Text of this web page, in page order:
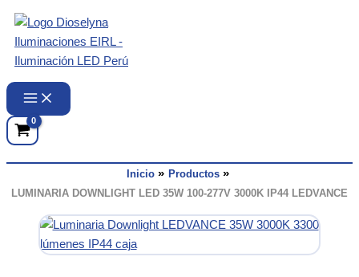
contenido
Inicio
Productos
LUMINARIA DOWNLIGHT LED 35W 100-277V 3000K IP44 LEDVANCE